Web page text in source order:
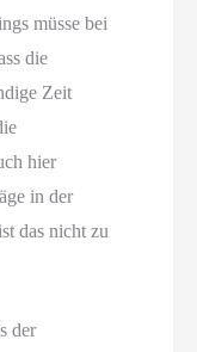
müsse bei
die
Zeit
hier
in der
das nicht zu
der